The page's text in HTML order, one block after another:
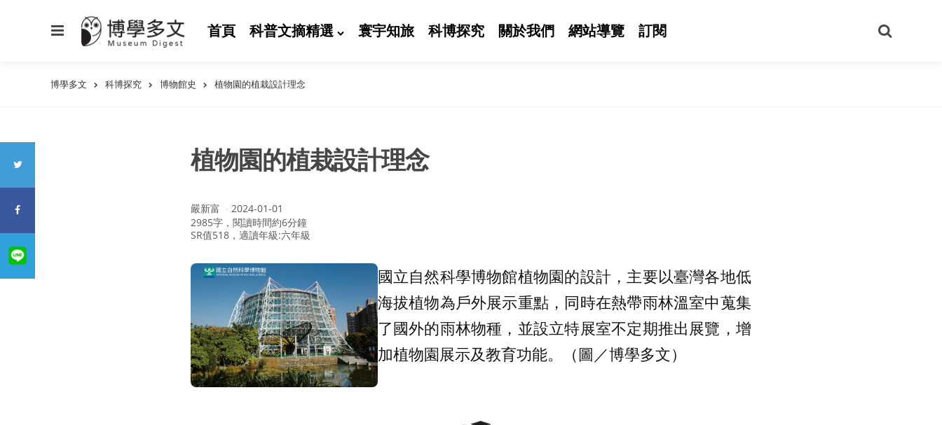
首頁 科普文摘精選 寰宇知旅 科博探究 關於我們 網站導覽 訂閱
尋
博學多文 科博探究 博物館史 植物園的植栽設計理念
植物園的植栽設計理念
作
者：
嚴新富
2024-01-01
2985字，閱讀時間約6分鐘
SR值518，適讀年級:六年級
國立自然科學博物館植物園的設計，主要以臺灣各地低
海拔植物為戶外展示重點，同時在熱帶雨林溫室中蒐集
了國外的雨林物種，並設立特展室不定期推出展覽，增
加植物園展示及教育功能。（圖／博學多文）